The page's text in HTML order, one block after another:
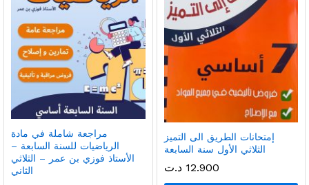
مراجعة شاملة في مادة
الرياضيات للسنة السابعة –
الأستاذ فوزي بن عمر – الثلاثي
الثاني
إمتحانات الطريق الى التميز
الثلاثي الأول سنة السابعة
12.900 د.ت